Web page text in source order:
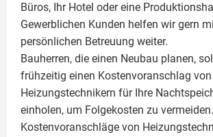
Büros, Ihr Hotel oder eine
Gewerblichen Kunden helfen wir gern
persönlichen Betreuung weiter.
Bauherren, die einen Neubau planen,
frühzeitig einen Kostenvoranschlag von
Heizungstechnikern für Ihre
einholen, um Folgekosten zu vermeiden.
Kostenvoranschläge von